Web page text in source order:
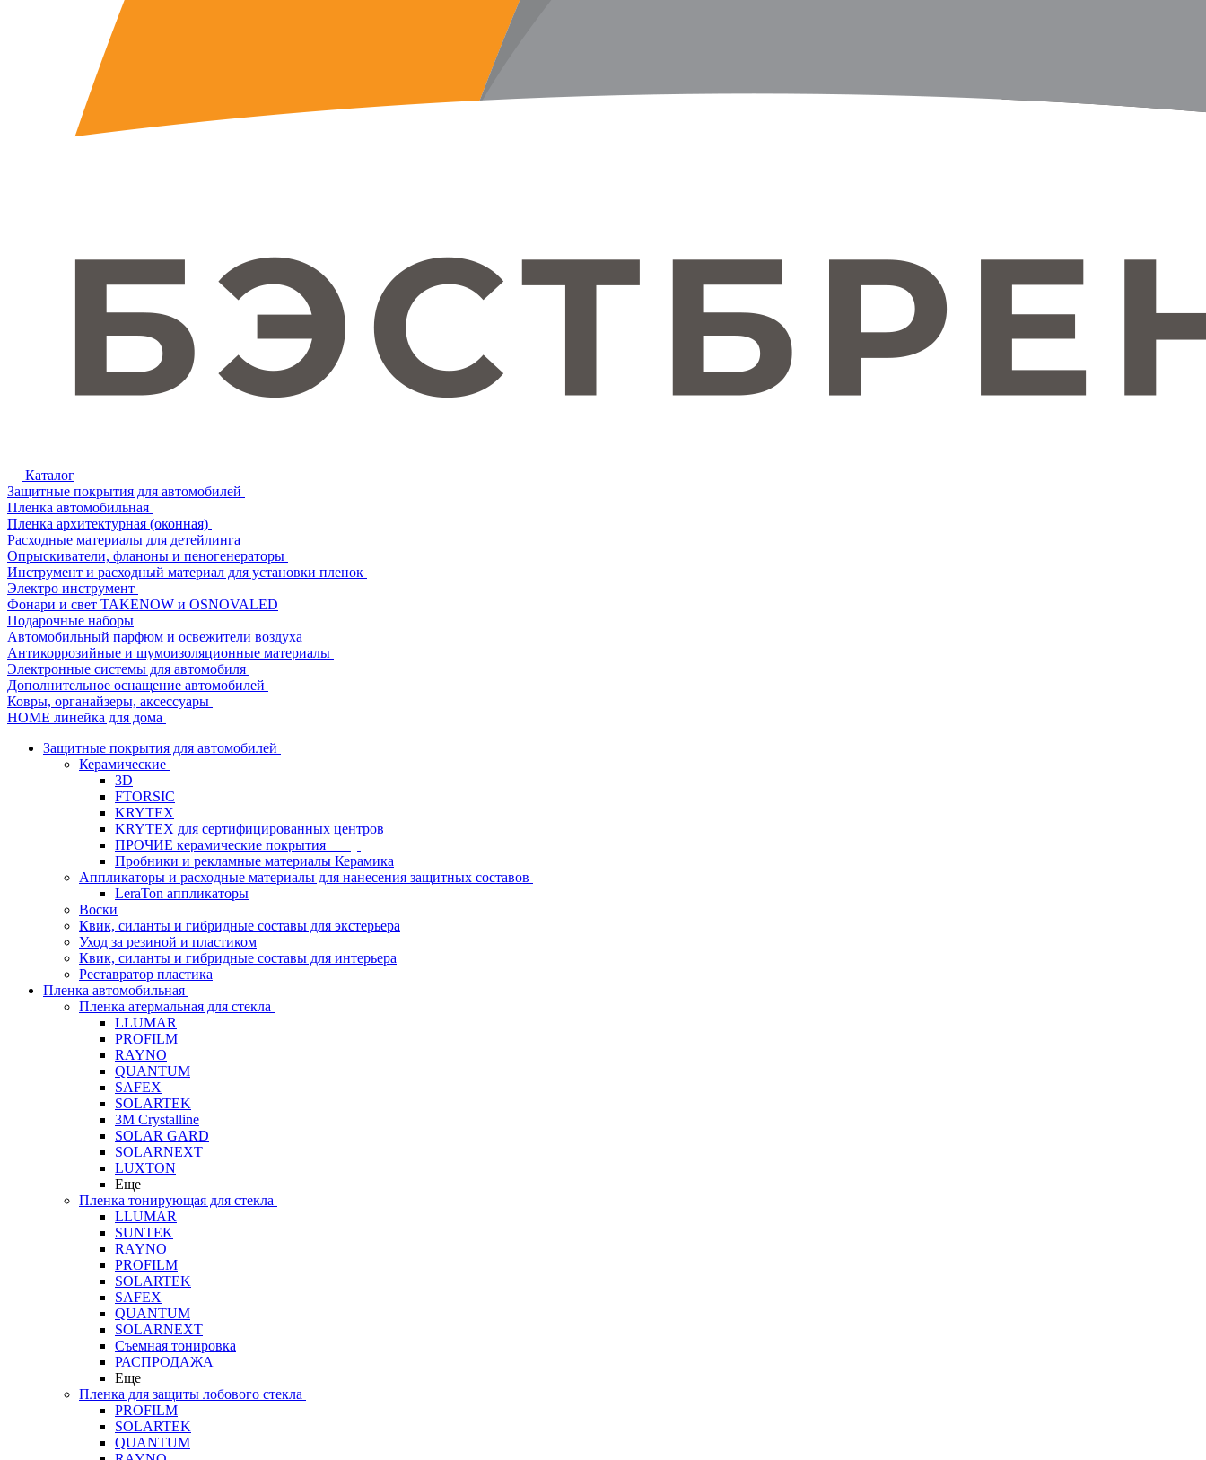
Каталог
Защитные покрытия для автомобилей
Пленка автомобильная
Пленка архитектурная (оконная)
Расходные материалы для детейлинга
Опрыскиватели, фланоны и пеногенераторы
Инструмент и расходный материал для установки пленок
Электро инструмент
Фонари и свет TAKENOW и OSNOVALED
Подарочные наборы
Автомобильный парфюм и освежители воздуха
Антикоррозийные и шумоизоляционные материалы
Электронные системы для автомобиля
Дополнительное оснащение автомобилей
Ковры, органайзеры, аксессуары
HOME линейка для дома
Защитные покрытия для автомобилей
Керамические
3D
FTORSIC
KRYTEX
KRYTEX для сертифицированных центров
ПРОЧИЕ керамические покрытия
Пробники и рекламные материалы Керамика
Аппликаторы и расходные материалы для нанесения защитных составов
LeraTon аппликаторы
Воски
Квик, силанты и гибридные составы для экстерьера
Уход за резиной и пластиком
Квик, силанты и гибридные составы для интерьера
Реставратор пластика
Пленка автомобильная
Пленка атермальная для стекла
LLUMAR
PROFILM
RAYNO
QUANTUM
SAFEX
SOLARTEK
3M Crystalline
SOLAR GARD
SOLARNEXT
LUXTON
Еще
Пленка тонирующая для стекла
LLUMAR
SUNTEK
RAYNO
PROFILM
SOLARTEK
SAFEX
QUANTUM
SOLARNEXT
Съемная тонировка
РАСПРОДАЖА
Еще
Пленка для защиты лобового стекла
PROFILM
SOLARTEK
QUANTUM